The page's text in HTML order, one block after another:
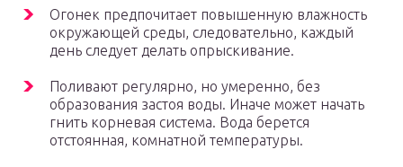
Огонек предпочитает повышенную влажность
окружающей среды, следовательно, каждый
день следует делать опрыскивание.
Поливают регулярно, но умеренно, без
образования застоя воды. Иначе может начать
гнить корневая система. Вода берется
отстоянная, комнатной температуры.